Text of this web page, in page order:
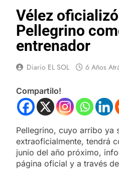
Vélez
Pellegrino
entrenador
Diario EL SOL 6 Años
Compartilo!
Pellegrino, cuyo arribo ya
extraoficialmente, tendrá
junio del año próximo,
página oficial y a través